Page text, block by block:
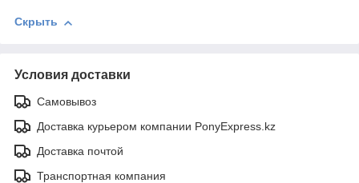
Скрыть
Условия доставки
Самовывоз
Доставка курьером компании PonyExpress.kz
Доставка почтой
Транспортная компания